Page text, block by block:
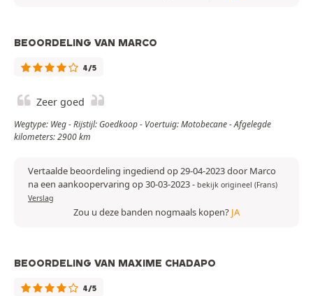
BEOORDELING VAN MARCO
4/5
Zeer goed
Wegtype: Weg - Rijstijl: Goedkoop - Voertuig: Motobecane - Afgelegde
kilometers: 2900 km
Vertaalde beoordeling ingediend op 29-04-2023 door Marco
na een aankoopervaring op 30-03-2023- bekijk origineel (Frans)
Verslag
Zou u deze banden nogmaals kopen? JA
BEOORDELING VAN MAXIME CHADAPO
4/5